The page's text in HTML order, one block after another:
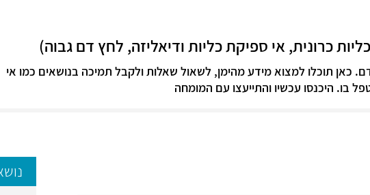
כרונית, אי ספיקת כליות ודיאליזה, לחץ דם גבוה)
כאן תוכלו למצוא מידע מהימן, לשאול שאלות ולקבל תמיכה בנושאים כמו אי
בו. היכנסו עכשיו והתייעצו עם המומחה